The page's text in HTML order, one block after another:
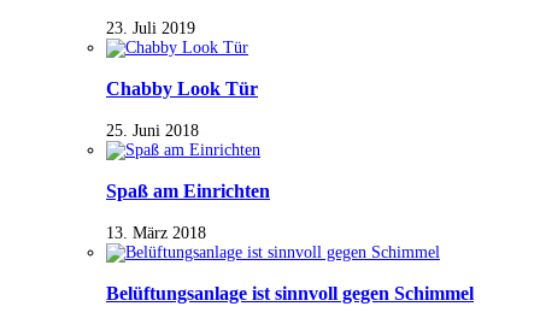
23. Juli 2019
Chabby Look Tür
25. Juni 2018
Spaß am Einrichten
13. März 2018
Belüftungsanlage ist sinnvoll gegen Schimmel